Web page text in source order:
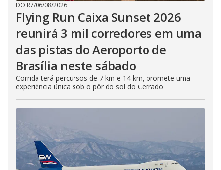
DO R7/06/08/2026
Flying Run Caixa Sunset 2026
reunirá 3 mil corredores em uma
das pistas do Aeroporto de
Brasília neste sábado
Corrida terá percursos de 7 km e 14 km, promete uma
experiência única sob o pôr do sol do Cerrado